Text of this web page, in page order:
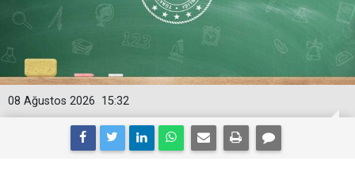
15:32
08 Ağustos 2026